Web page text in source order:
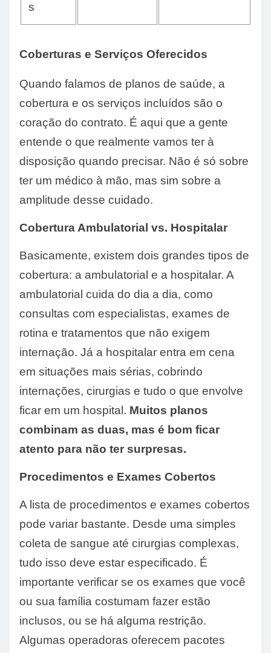
s
Coberturas e Serviços Oferecidos
Quando falamos de planos de saúde, a
cobertura e os serviços incluídos são o
coração do contrato. É aqui que a gente
entende o que realmente vamos ter à
disposição quando precisar. Não é só sobre
ter um médico à mão, mas sim sobre a
amplitude desse cuidado.
Cobertura Ambulatorial vs. Hospitalar
Basicamente, existem dois grandes tipos de
cobertura: a ambulatorial e a hospitalar. A
ambulatorial cuida do dia a dia, como
consultas com especialistas, exames de
rotina e tratamentos que não exigem
internação. Já a hospitalar entra em cena
em situações mais sérias, cobrindo
internações, cirurgias e tudo o que envolve
ficar em um hospital. Muitos planos
combinam as duas, mas é bom ficar
atento para não ter surpresas.
Procedimentos e Exames Cobertos
A lista de procedimentos e exames cobertos
pode variar bastante. Desde uma simples
coleta de sangue até cirurgias complexas,
tudo isso deve estar especificado. É
importante verificar se os exames que você
ou sua família costumam fazer estão
inclusos, ou se há alguma restrição.
Algumas operadoras oferecem pacotes